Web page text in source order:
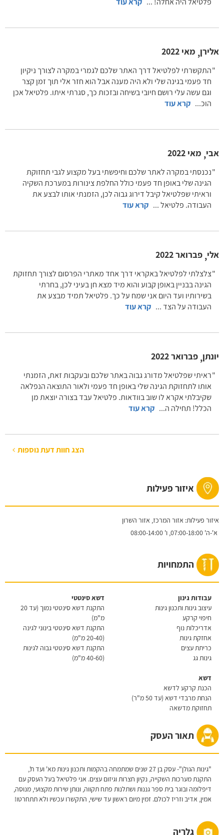
אלירן, מאי 2022
התקשרתי לפלטיאל דרך האתר שלכם לגמרי במקרה לצורך ניקיון
חד פעמי בגינה שלי ולא היה מענה אבל הוא חזר אלי תוך זמן קצר
וגם עשה עלי רושם חיובי בשיחה ובזכות כך, סגרתי איתו. פלטיאל אכן
הוכ... קרא עוד
אבי, מאי 2022
נכנסתי במקרה לאתר שלכם וחיפשתי בעל מקצוע לגבי תחזוקת
הגינה שלי באופן חד פעמי כולל החלפת צינורות במערכת השקיה
וראיתי שפלטיאל קיבל דירוג גבוה לכן, הזמנתי אותו לבצע את
העבודה. פלטיאל... קרא עוד
אלי,פברואר 2022
צלצלתי לפלטיאל באקראי דרך אחד מאתרי הפרסום לצורך תחזוקת
הגינה בבניין באופן קבוע והוא מיד מצא חן בעיני לכן, בחרתי
בשירותיו ועד היום אני שמח על כך. פלטיאל תמיד מבצע את
העבודה על הצד... קרא עוד
יונתן,פברואר 2022
ראיתי שפלטיאל מדורג גבוה באתר שלכם ובעקבות זאת, הזמנתי
אותו לתחזוקת הגינה שלי באופן חד פעמי ולאור התוצאה הנפלאה
שקיבלתי אקרא לו שוב בוודאות. פלטיאל עבד בצורה יוצאת מן
הכלל! תחילה ה... קרא עוד
הצג חוות דעת נוספות
איזור פעילות
איזור פעילות: אזור המרכז, אזור השרון
א'-ה'07:00-18:00, ו'08:00-14:00
התמחויות
עבודות גינון
עיצוב גינות ותכנון גינות
חיפוי קרקע
אדריכלות נוף
אחזקת גינות
כריתת עצים
גינות גג
דשא סינטטי
התקנת דשא סינטטי נמוך (עד 20
מ"מ)
התקנת דשא סינטטי בינוני לגינה
(20-40 מ"מ)
התקנת דשא סינטטי גבוה לגינות
(40-60 מ"מ)
דשא
הכנת קרקע לדשא
הנחת מרבדי דשא (עד 50 מ"ר)
תחזוקת מדשאה
תאור העסק
"גינות הגולן"- עסק בן 27 שנים שמתמחה בהקמות ותכנון גינות מא' ועד ת',
התקנת מערכות השקייה, נקיון חצרות וגיזום עצים. אני פלטיאל בעל העסק עם
דיפלומה ובוגר בית ספר גננות ושתלנות פתח תקווה, ונותן שירות מקצועי, מנוסה,
אמין, אדיב וזריז לכולם. זמין מיום ראשון עד שישי, התקשרו עכשיו ולא תתחרטו!
גלריה